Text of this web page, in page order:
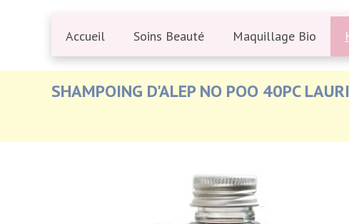
Accueil Soins Beauté Maquillage Bio
SHAMPOING D'ALEP NO POO 40PC